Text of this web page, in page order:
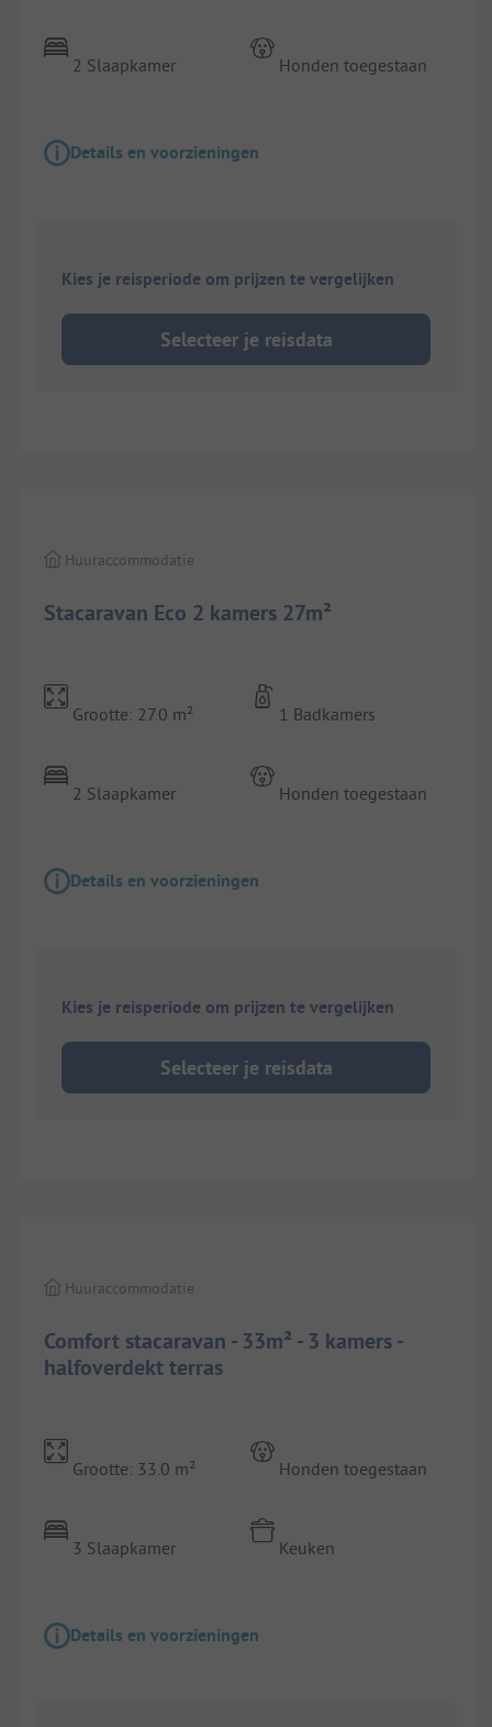
2 Slaapkamer Honden toegestaan
Details en voorzieningen
Kies je reisperiode om prijzen te vergelijken
Selecteer je reisdata
Stacaravan Eco 2 kamers 27m²
Huuraccommodatie
Grootte: 27.0 m²
2 Slaapkamer
1 Badkamers
Honden toegestaan
Details en voorzieningen
Kies je reisperiode om prijzen te vergelijken
Selecteer je reisdata
Comfort stacaravan - 33m² - 3 kamers -
halfoverdekt terras
Huuraccommodatie
Grootte: 33.0 m²
3 Slaapkamer
Honden toegestaan
Keuken
Details en voorzieningen